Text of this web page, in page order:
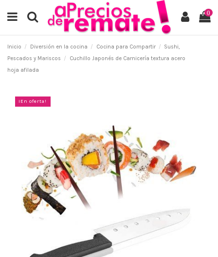
0
Inicio Diversión en la cocina Cocina para Compartir
Sushi,
Pescados y Mariscos
Cuchillo Japonés de Carnicería textura acero
hoja afilada
¡En oferta!